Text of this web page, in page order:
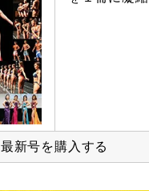
最新号を購入する